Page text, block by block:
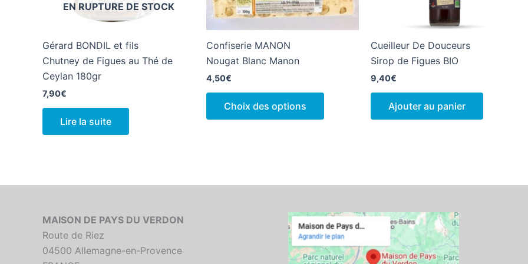
EN RUPTURE DE STOCK
Gérard BONDIL et fils
Chutney de Figues au Thé de
Ceylan 180gr
7,90€
Lire la suite
Confiserie MANON
Nougat Blanc Manon
4,50€
Choix des options
Ce
options
être
choisies
sur
Cueilleur De Douceurs
Sirop de Figues BIO
9,40€
Ajouter au panier
MAISON DE PAYS DU VERDON
Route de Riez
04500 Allemagne-en-Provence